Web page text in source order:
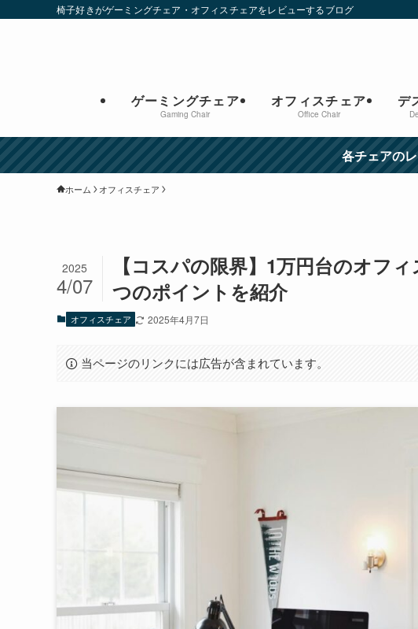
椅子好きがゲーミングチェア・オフィスチェアをレビューするブログ
ゲーミングチェア
Gaming Chair
オフィスチェア
Office Chair
デ
各チェアの
ホーム オフィスチェア
【コスパの限界】1万円台のオフ
つのポイントを紹介
2025
4/07
オフィスチェア 2025年4月7日
当ページのリンクには広告が含まれています。